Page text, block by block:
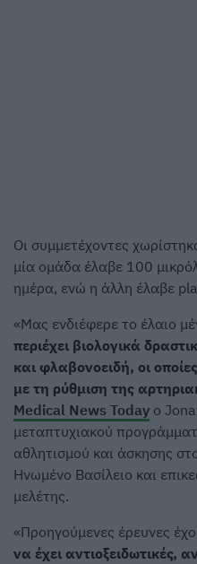
Οι συμμετέχοντες
μία ομάδα έλαβε 100
ημέρα, ενώ η άλλη έλαβε
«Μας ενδιέφερε το έλαιο
περιέχει βιολογικά
και φλαβονοειδή, οι
με τη ρύθμιση της
Medical News Today ο
μεταπτυχιακού
αθλητισμού και άσκησης
Ηνωμένο Βασίλειο και
μελέτης.
«Προηγούμενες έρευνες
να έχει αντιοξειδωτικές,